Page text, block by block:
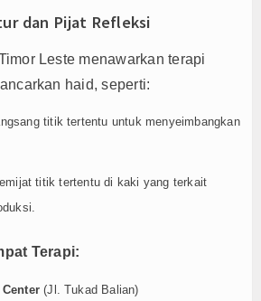
dan Pijat Refleksi
Leste menawarkan terapi
haid, seperti:
titik tertentu untuk menyeimbangkan
titik tertentu di kaki yang terkait
Terapi:
(Jl. Tukad Balian)